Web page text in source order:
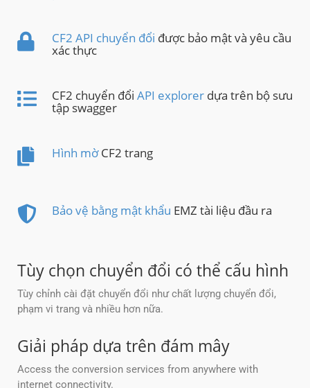
CF2 API chuyển đổi được bảo mật và yêu cầu
xác thực
CF2 chuyển đổi API explorer dựa trên bộ sưu
tập swagger
Hình mờCF2 trang
Bảo vệ bằng mật khẩu EMZ tài liệu đầu ra
Tùy chọn chuyển đổi có thể cấu hình
Tùy chỉnh cài đặt chuyển đổi như chất lượng chuyển đổi,
phạm vi trang và nhiều hơn nữa.
Giải pháp dựa trên đám mây
Access the conversion services from anywhere with
internet connectivity.